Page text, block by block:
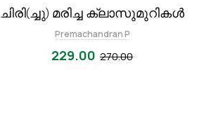
ചിരി(ച്ചു) മരിച്ച ക്ലാസുമുറികള്‍
Premachandran P
270.00
229.00